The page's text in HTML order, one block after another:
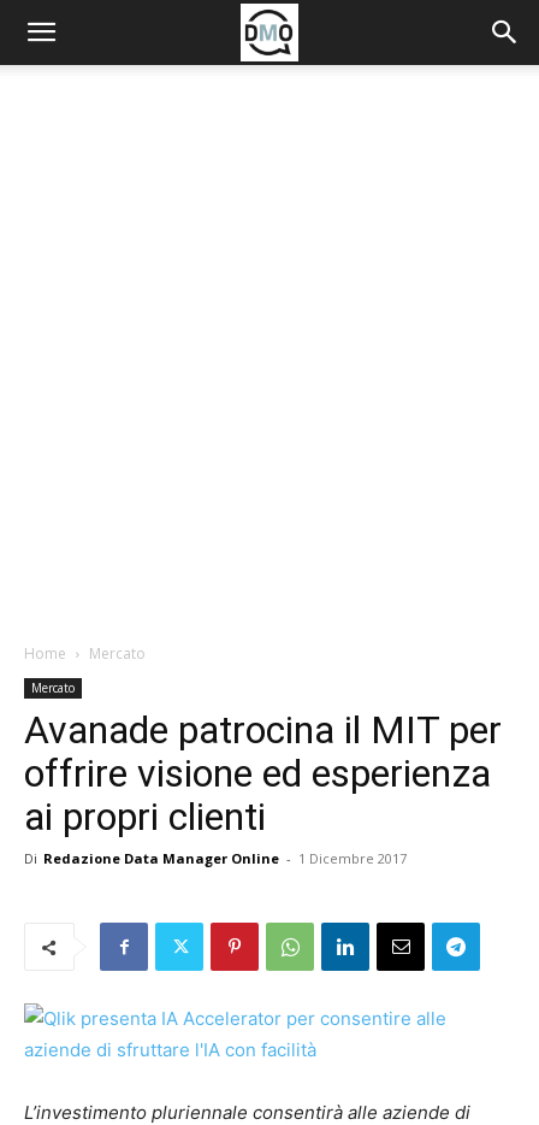
Home Mercato
Mercato
Avanade patrocina il MIT per
offrire visione ed esperienza
ai propri clienti
Di Redazione Data Manager Online - 1 Dicembre 2017
L’investimento pluriennale consentirà alle aziende di